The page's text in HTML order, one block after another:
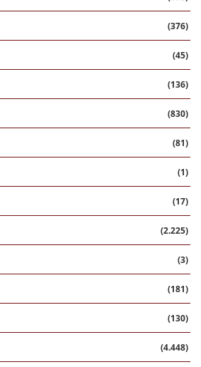
(376)
(45)
(136)
(830)
(81)
(1)
(17)
(2.225)
(3)
(181)
(130)
(4.448)